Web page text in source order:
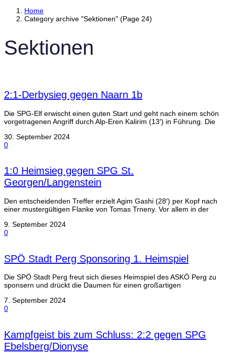
Home
Category archive "Sektionen" (Page 24)
Sektionen
2:1-Derbysieg gegen Naarn 1b
Die SPG-Elf erwischt einen guten Start und geht nach einem schön
vorgetragenen Angriff durch Alp-Eren Kalirim (13′) in Führung. Die
30. September 2024
0
1:0 Heimsieg gegen SPG St.
Georgen/Langenstein
Den entscheidenden Treffer erzielt Agim Gashi (28′) per Kopf nach
einer mustergültigen Flanke von Tomas Trneny. Vor allem in der
9. September 2024
0
SPÖ Stadt Perg Sponsoring 1. Heimspiel
Die SPÖ Stadt Perg freut sich dieses Heimspiel des ASKÖ Perg zu
sponsern und drückt die Daumen für einen großartigen
7. September 2024
0
Kampfgeist bis zum Schluss: 2:2 gegen SPG
Ebelsberg/Dionyse